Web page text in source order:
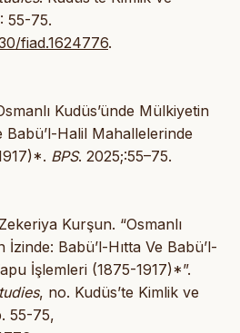
55-75.
fiad.1624776.
Kudüs’ünde Mülkiyetin
Babü’l-Halil Mahallelerinde
BPS. 2025;:55–75.
Kurşun. “Osmanlı
İzinde: Babü’l-Hıtta Ve Babü’l-
İşlemleri (1875-1917)*”.
, no. Kudüs’te Kimlik ve
55-75,